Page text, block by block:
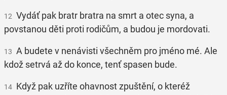
12 Vydáť pak bratr bratra na smrt a otec syna, a
povstanou děti proti rodičům, a budou je mordovati.
13 A budete v nenávisti všechněm pro jméno mé. Ale
kdož setrvá až do konce, tenť spasen bude.
14 Když pak uzříte ohavnost zpuštění, o kteréž